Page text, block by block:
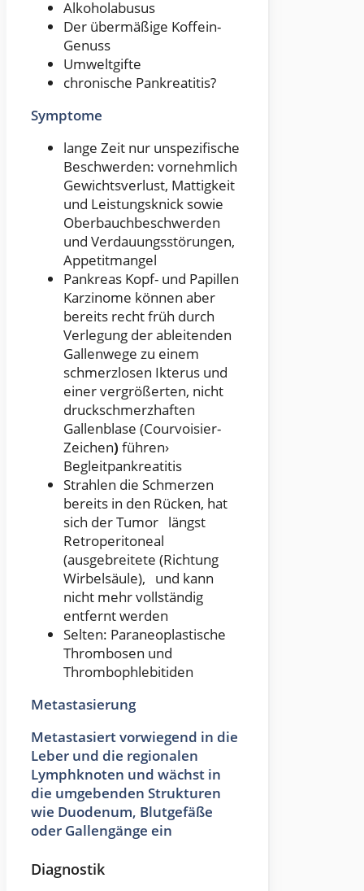
Alkoholabusus
Der übermäßige Koffein-
Genuss
Umweltgifte
chronische Pankreatitis?
Symptome
lange Zeit nur unspezifische
Beschwerden: vornehmlich
Gewichtsverlust, Mattigkeit
und Leistungsknick sowie
Oberbauchbeschwerden
und Verdauungsstörungen,
Appetitmangel
Pankreas Kopf- und Papillen
Karzinome können aber
bereits recht früh durch
Verlegung der ableitenden
Gallenwege zu einem
schmerzlosen Ikterus und
einer vergrößerten, nicht
druckschmerzhaften
Gallenblase (Courvoisier-
Zeichen) führen›
Begleitpankreatitis
Strahlen die Schmerzen
bereits in den Rücken, hat
sich der Tumor längst
Retroperitoneal
(ausgebreitete (Richtung
Wirbelsäule), und kann
nicht mehr vollständig
entfernt werden
Selten: Paraneoplastische
Thrombosen und
Thrombophlebitiden
Metastasierung
Metastasiert vorwiegend in die
Leber und die regionalen
Lymphknoten und wächst in
die umgebenden Strukturen
wie Duodenum, Blutgefäße
oder Gallengänge ein
Diagnostik